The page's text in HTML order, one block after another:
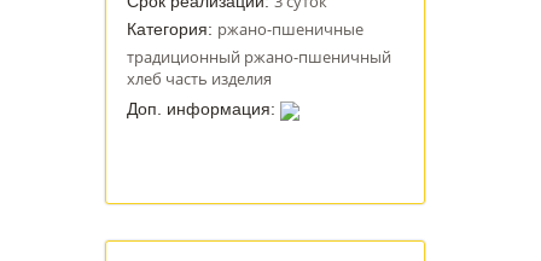
Категория: ржано-пшеничные
традиционный ржано-пшеничный
хлеб часть изделия
Доп. информация: